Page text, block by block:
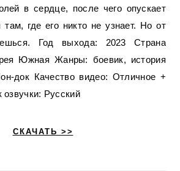
в сердце, после чего опускает
где его никто не узнает. Но от
Год выхода: 2023 Страна
Южная Жанры: боевик, история
док Качество видео: Отличное +
Русский
СКАЧАТЬ >>